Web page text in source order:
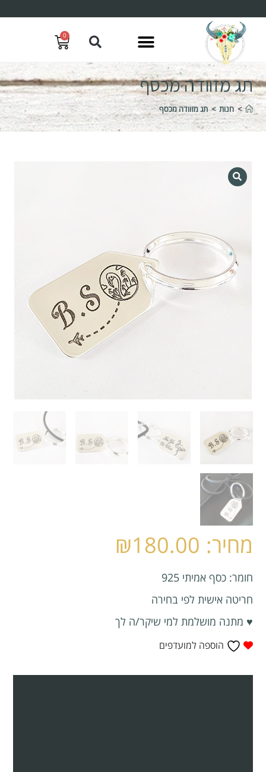
0
תג מזוודה מכסף
> חנות > תג מזוודה מכסף
₪180.00
חומר: כסף אמיתי 925
חריטה אישית לפי בחירה
♥ מתנה מושלמת למי שיקר/ה לך
הוספה למועדפים